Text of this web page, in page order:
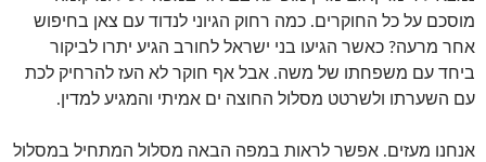
מוסכם על כל החוקרים. כמה רחוק הגיוני לנדוד עם צאן בחיפוש
אחר מרעה? כאשר הגיעו בני ישראל לחורב הגיע יתרו לביקור
ביחד עם משפחתו של משה. אבל אף חוקר לא העז להרחיק לכת
עם השערתו ולשרטט מסלול החוצה ים אמיתי והמגיע למדין.
אנחנו מעזים. אפשר לראות במפה הבאה מסלול המתחיל במסלול